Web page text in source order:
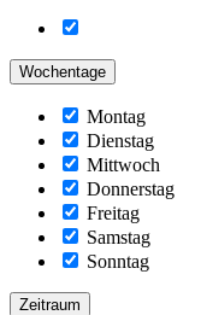
Wochentage
Montag
Dienstag
Mittwoch
Donnerstag
Freitag
Samstag
Sonntag
Zeitraum